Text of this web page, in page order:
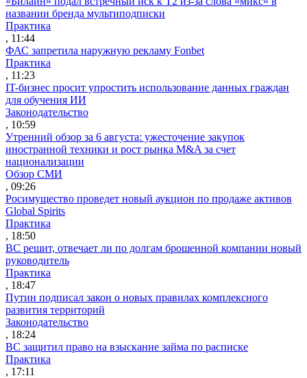
названии бренда мультиподписки
Практика
, 11:44
ФАС запретила наружную рекламу Fonbet
Практика
, 11:23
IT-бизнес просит упростить использование данных граждан
для обучения ИИ
Законодательство
, 10:59
Утренний обзор за 6 августа: ужесточение закупок
иностранной техники и рост рынка M&A за счет
национализации
Обзор СМИ
, 09:26
Росимущество проведет новый аукцион по продаже активов
Global Spirits
Практика
, 18:50
ВС решит, отвечает ли по долгам брошенной компании новый
руководитель
Практика
, 18:47
Путин подписал закон о новых правилах комплексного
развития территорий
Законодательство
, 18:24
ВС защитил право на взыскание займа по расписке
Практика
, 17:11